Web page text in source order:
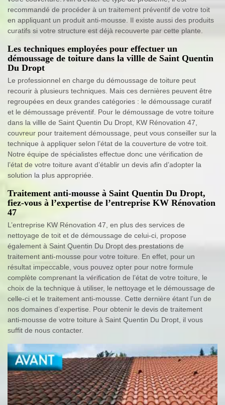
recommandé de procéder à un traitement préventif de votre toit
en appliquant un produit anti-mousse. Il existe aussi des produits
curatifs si votre structure est déjà recouverte par cette plante.
Les techniques employées pour effectuer un
démoussage de toiture dans la villle de Saint Quentin
Du Dropt
Le professionnel en charge du démoussage de toiture peut
recourir à plusieurs techniques. Mais ces dernières peuvent être
regroupées en deux grandes catégories : le démoussage curatif
et le démoussage préventif. Pour le démoussage de votre toiture
dans la villle de Saint Quentin Du Dropt, KW Rénovation 47,
couvreur pour traitement démoussage, peut vous conseiller sur la
technique à appliquer selon l’état de la couverture de votre toit.
Notre équipe de spécialistes effectue donc une vérification de
l’état de votre toiture avant d’établir un devis afin d’adopter la
solution la plus appropriée.
Traitement anti-mousse à Saint Quentin Du Dropt,
fiez-vous à l’expertise de l’entreprise KW Rénovation
47
L’entreprise KW Rénovation 47, en plus des services de
nettoyage de toit et de démoussage de celui-ci, propose
également à Saint Quentin Du Dropt des prestations de
traitement anti-mousse pour votre toiture. En effet, pour un
résultat impeccable, vous pouvez opter pour notre formule
complète comprenant la vérification de l’état de votre toiture, le
choix de la technique à utiliser, le nettoyage et le démoussage de
celle-ci et le traitement anti-mousse. Cette dernière étant l’un de
nos domaines d’expertise. Pour obtenir le devis de traitement
anti-mousse de votre toiture à Saint Quentin Du Dropt, il vous
suffit de nous contacter.